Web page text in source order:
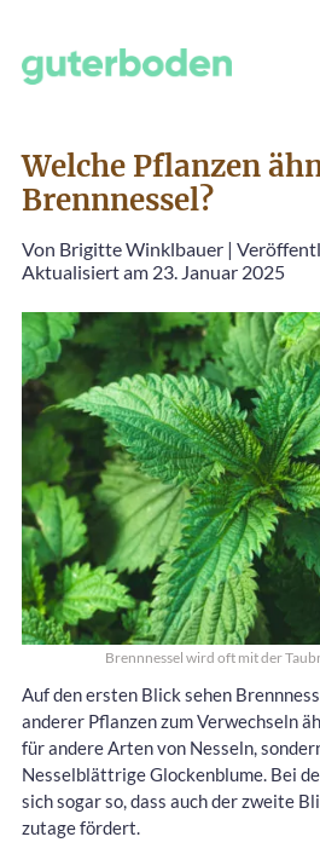
Welche Pflanzen
Brennnessel?
Von Brigitte Winklbauer |
Aktualisiert am 23. Januar 2025
Brennnessel wird oft mit der
Auf den ersten Blick sehen
anderer Pflanzen zum Verwechseln
für andere Arten von Nesseln,
Nesselblättrige Glockenblume. Bei
sich sogar so, dass auch der zweite
zutage fördert.